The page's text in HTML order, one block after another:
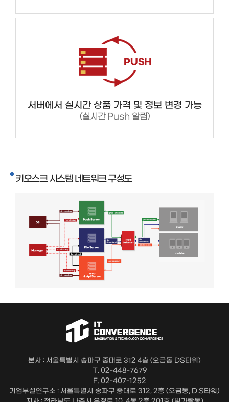
서버에서 실시간 상품 가격 및 정보 변경 가능
(실시간 Push 알림)
키오스크 시스템 네트워크 구성도
본사 : 서울특별시 송파구 중대로 312 4층 (오금동 DS타워)
T. 02-448-7679
F. 02-407-1252
기업부설연구소 : 서울특별시 송파구 중대로 312, 2층 (오금동, D.S타워)